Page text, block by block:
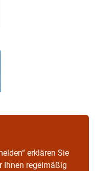
erklären Sie
Ihnen regelmäßig